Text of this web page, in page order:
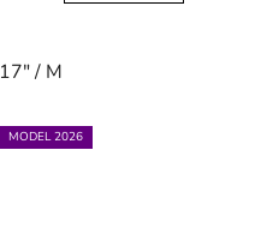
17" / M
MODEL 2026